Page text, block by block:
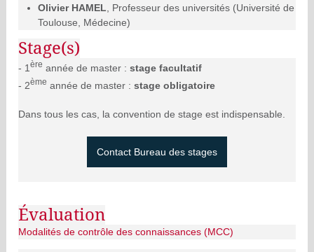
Olivier HAMEL , Professeur des universités (Université de
Toulouse, Médecine)
Stage(s)
- 1ère année de master : stage facultatif
- 2ème année de master :stage obligatoire
Dans tous les cas, la convention de stage est indispensable.
Contact Bureau des stages
Évaluation
Modalités de contrôle des connaissances (MCC)